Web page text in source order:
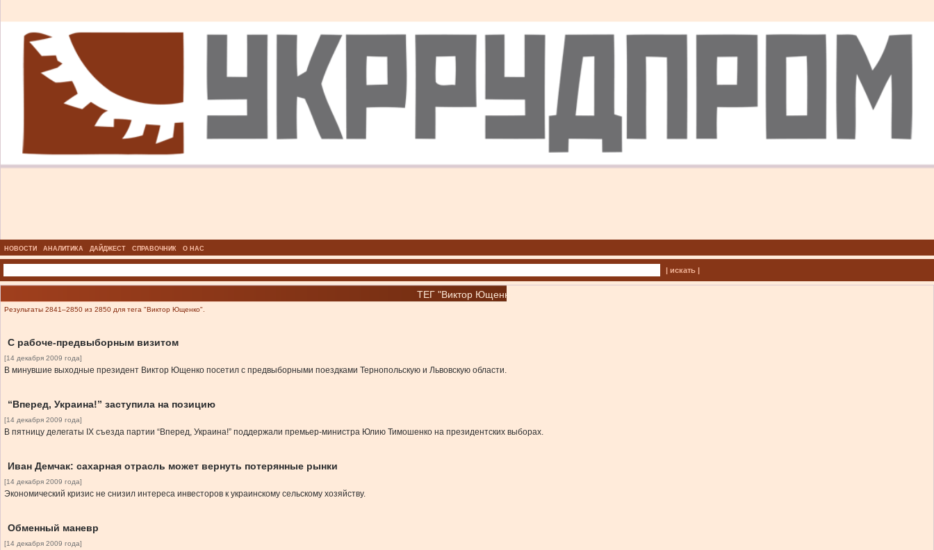
НОВОСТИ АНАЛИТИКА ДАЙДЖЕСТ СПРАВОЧНИК О НАС
| искать |
ТЕГ "Виктор Ющенко"
Результаты 2841–2850 из 2850 для тега "Виктор Ющенко".
С рабоче-предвыборным визитом
[14 декабря 2009 года]
В минувшие выходные президент Виктор Ющенко посетил с предвыборными поездками Тернопольскую и Львовскую области.
“Вперед, Украина!” заступила на позицию
[14 декабря 2009 года]
В пятницу делегаты IХ съезда партии “Вперед, Украина!” поддержали премьер-министра Юлию Тимошенко на президентских выборах.
Иван Демчак: сахарная отрасль может вернуть потерянные рынки
[14 декабря 2009 года]
Экономический кризис не снизил интереса инвесторов к украинскому сельскому хозяйству.
Обменный маневр
[14 декабря 2009 года]